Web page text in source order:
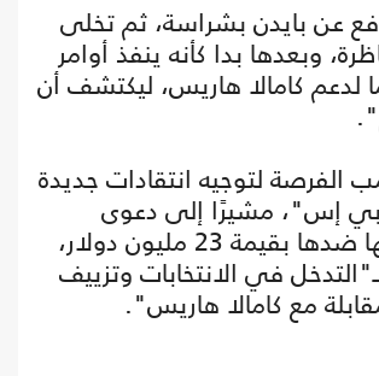
عن بايدن بشراسة، ثم تخلى
وبعدها بدا كأنه ينفذ أوامر
لدعم كامالا هاريس، ليكتشف أن
الفرصة لتوجيه انتقادات جديدة
إس"، مشيرًا إلى دعوى
قضائية رفعها ضدها بقيمة 23 مليون دولار،
في الانتخابات وتزييف
مع كامالا هاريس".